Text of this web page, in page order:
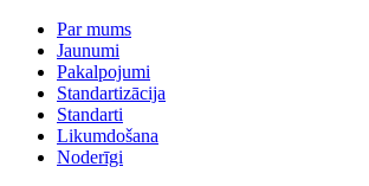
Par mums
Jaunumi
Pakalpojumi
Standartizācija
Standarti
Likumdošana
Noderīgi